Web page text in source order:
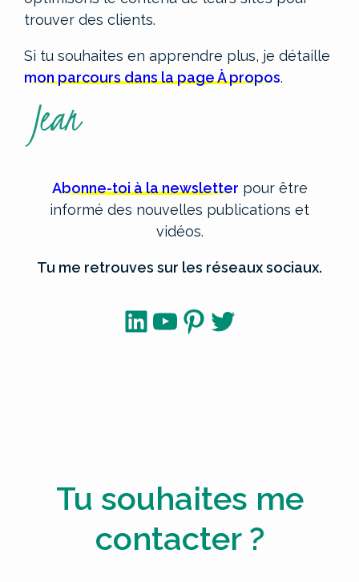
trouver des clients.
Si tu souhaites en apprendre plus, je détaille
mon parcours dans la page À propos.
Abonne-toi à la newsletter pour être
informé des nouvelles publications et
vidéos.
Tu me retrouves sur les réseaux sociaux.
LinkedIn
YouTube
Pinterest
Twitter
Tu souhaites me
contacter ?